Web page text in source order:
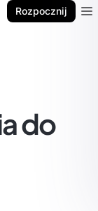
Rozpocznij
do